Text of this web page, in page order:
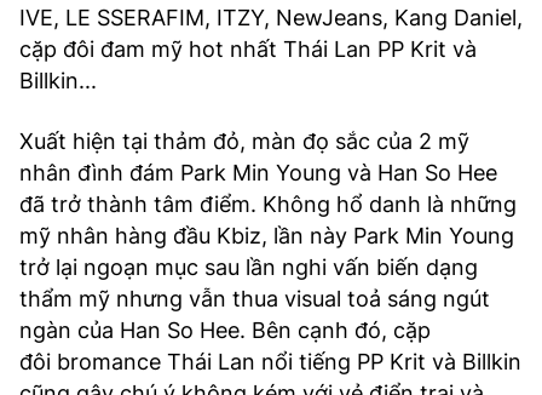
Điện thoại: 024.38254756
MẠNG XÃ HỘI
IVE, LE SSERAFIM, ITZY, NewJeans, Kang Daniel,
cặp đôi đam mỹ hot nhất Thái Lan PP Krit và
Billkin...
Xuất hiện tại thảm đỏ, màn đọ sắc của 2 mỹ
nhân đình đám Park Min Young và Han So Hee
đã trở thành tâm điểm. Không hổ danh là những
mỹ nhân hàng đầu Kbiz, lần này Park Min Young
trở lại ngoạn mục sau lần nghi vấn biến dạng
thẩm mỹ nhưng vẫn thua visual toả sáng ngút
ngàn của Han So Hee. Bên cạnh đó, cặp
đôi bromance Thái Lan nổi tiếng PP Krit và Billkin